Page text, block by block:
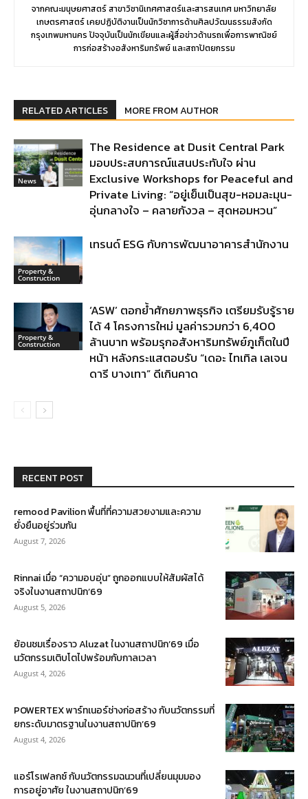
จากคณะมนุษยศาสตร์ สาขาวิชานิเทศศาสตร์และสารสนเทศ มหาวิทยาลัย
เกษตรศาสตร์ เคยปฏิบัติงานเป็นนักวิชาการด้านศิลปวัฒนธรรมสังกัด
กรุงเทพมหานคร ปัจจุบันเป็นนักเขียนและผู้สื่อข่าวด้านรถเพื่อการพาณิชย์
การก่อสร้างอสังหาริมทรัพย์ และสถาปัตยกรรม
RELATED ARTICLES MORE FROM AUTHOR
News
The Residence at Dusit Central Park
มอบประสบการณ์แสนประทับใจ ผ่าน
Exclusive Workshops for Peaceful and
Private Living: “อยู่เย็นเป็นสุข-หอมละมุน-
อุ่นกลางใจ – คลายกังวล – สุดหอมหวน”
Property &
Construction
เทรนด์ ESG กับการพัฒนาอาคารสำนักงาน
Property &
Construction
‘ASW’ ตอกย้ำศักยภาพธุรกิจ เตรียมรับรู้ราย
ได้ 4 โครงการใหม่ มูลค่ารวมกว่า 6,400
ล้านบาท พร้อมรุกอสังหาริมทรัพย์ภูเก็ตในปี
หน้า หลังกระแสตอบรับ “เดอะ ไทเทิล เลเจน
ดารี บางเทา” ดีเกินคาด
RECENT POST
remood Pavilion พื้นที่ที่ความสวยงามและความ
ยั่งยืนอยู่ร่วมกัน
August 7, 2026
Rinnai เมื่อ “ความอบอุ่น” ถูกออกแบบให้สัมผัสได้
จริงในงานสถาปนิก’69
August 5, 2026
ย้อนชมเรื่องราว Aluzat ในงานสถาปนิก’69 เมื่อ
นวัตกรรมเติบโตไปพร้อมกับกาลเวลา
August 4, 2026
POWERTEX พาร์ทเนอร์ช่างก่อสร้าง กับนวัตกรรมที่
ยกระดับมาตรฐานในงานสถาปนิก’69
August 4, 2026
แอร์โรเฟลกซ์ กับนวัตกรรมฉนวนที่เปลี่ยนมุมมอง
การอยู่อาศัย ในงานสถาปนิก’69